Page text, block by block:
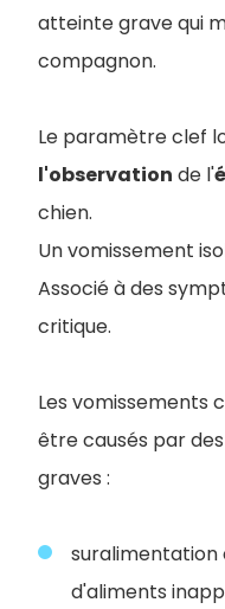
atteinte grave qui
compagnon.
Le paramètre clef
l'observation de l'
chien.
Un vomissement
Associé à des
critique.
Les vomissements
être causés par
graves :
suralimentation
d'aliments